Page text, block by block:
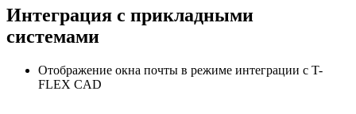
Интеграция с прикладными
системами
Отображение окна почты в режиме интеграции с T-
FLEX CAD